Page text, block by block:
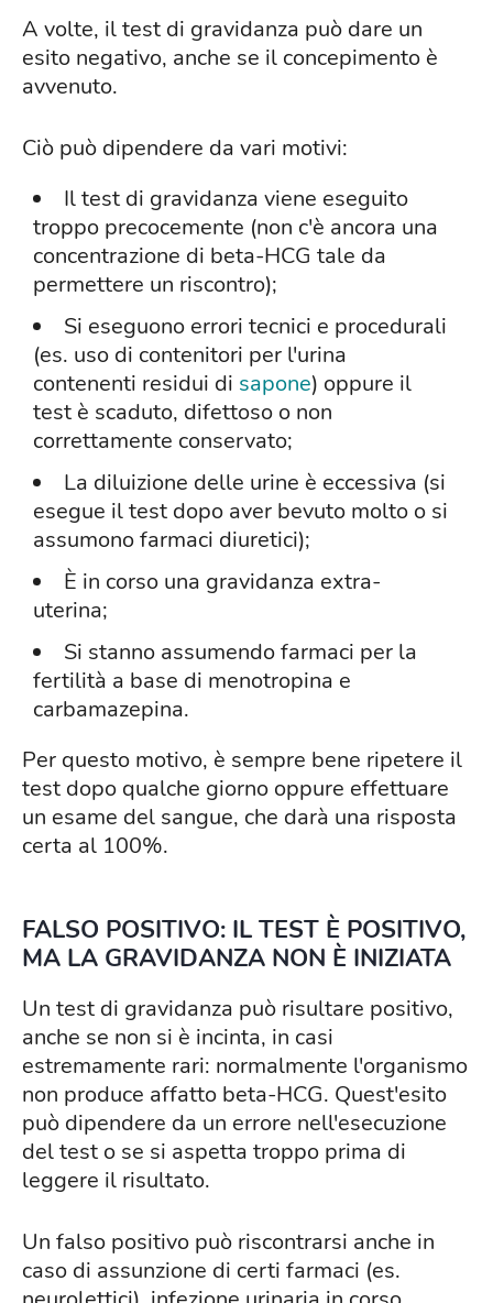
A volte, il test di gravidanza può dare un
esito negativo, anche se il concepimento è
avvenuto.
Ciò può dipendere da vari motivi:
Il test di gravidanza viene eseguito
troppo precocemente (non c'è ancora una
concentrazione di beta-HCG tale da
permettere un riscontro);
Si eseguono errori tecnici e procedurali
(es. uso di contenitori per l'urina
contenenti residui di sapone) oppure il
test è scaduto, difettoso o non
correttamente conservato;
La diluizione delle urine è eccessiva (si
esegue il test dopo aver bevuto molto o si
assumono farmaci diuretici);
È in corso una gravidanza extra-
uterina;
Si stanno assumendo farmaci per la
fertilità a base di menotropina e
carbamazepina.
Per questo motivo, è sempre bene ripetere il
test dopo qualche giorno oppure effettuare
un esame del sangue, che darà una risposta
certa al 100%.
FALSO POSITIVO: IL TEST È POSITIVO,
MA LA GRAVIDANZA NON È INIZIATA
Un test di gravidanza può risultare positivo,
anche se non si è incinta, in casi
estremamente rari: normalmente l'organismo
non produce affatto beta-HCG. Quest'esito
può dipendere da un errore nell'esecuzione
del test o se si aspetta troppo prima di
leggere il risultato.
Un falso positivo può riscontrarsi anche in
caso di assunzione di certi farmaci (es.